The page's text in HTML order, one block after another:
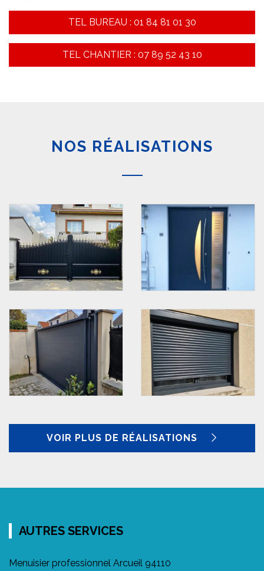
TEL BUREAU : 01 84 81 01 30
TEL CHANTIER : 07 89 52 43 10
NOS RÉALISATIONS
VOIR PLUS DE RÉALISATIONS
AUTRES SERVICES
Menuisier professionnel Arcueil 94110